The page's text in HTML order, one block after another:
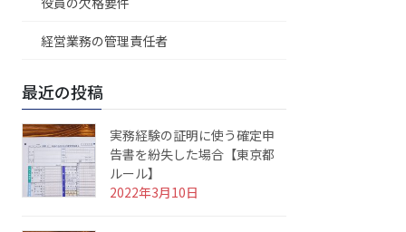
経営業務の管理責任者
最近の投稿
実務経験の証明に使う確定申
告書を紛失した場合【東京都
ルール】
2022年3月10日